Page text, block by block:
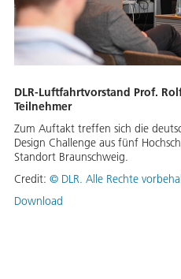
DLR-Luftfahrtvorstand Prof.
Teilnehmer
Zum Auftakt treffen sich die
Design Challenge aus fünf
Standort Braunschweig.
Credit: © DLR. Alle Rechte
Download